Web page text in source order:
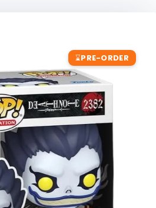
⌛PRE-ORDER